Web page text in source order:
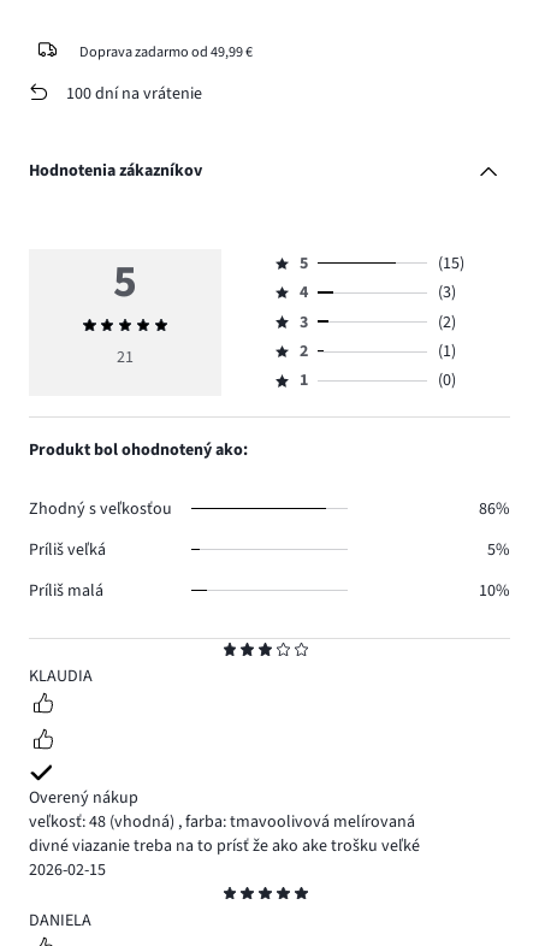
Doprava zadarmo od 49,99 €
100 dní na vrátenie
Hodnotenia zákazníkov
3
KLAUDIA
Overený nákup
veľkosť: 48 (vhodná) ,farba: tmavoolivová melírovaná
divné viazanie treba na to prísť že ako ake trošku veľké
2026-02-15
5
DANIELA
5
Priemerné
hodnotenie
21
Hodnotenie
5,
počet
hlasov
15.
5
(15)
Hodnotenie
4,
počet
hlasov
4
(3)
Hodnotenie
3,
počet
3
(2)
Hodnotenie
2,
2
(1)
Hodnotenie
1,
1 (0)
Produkt bol ohodnotený ako:
Zhodný s veľkosťou
86%
Príliš veľká
5%
Príliš malá
10%